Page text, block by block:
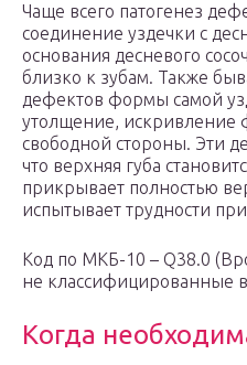
Чаще всего патогенез
соединение уздечки с
основания десневого
близко к зубам. Также
дефектов формы самой
утолщение, искривление
свободной стороны. Эти
что верхняя губа
прикрывает полностью
испытывает трудности
Код по МКБ-10 – Q38.0
не классифицированные
Когда